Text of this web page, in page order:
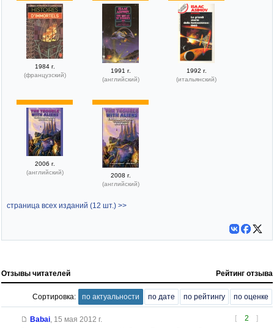
1984 г.
(французский)
1991 г.
(английский)
1992 г.
(итальянский)
2006 г.
(английский)
2008 г.
(английский)
страница всех изданий (12 шт.) >>
Отзывы читателей Рейтинг отзыва
Сортировка: по актуальности по дате по рейтингу по оценке
[ 2 ]
Babai, 15 мая 2012 г.